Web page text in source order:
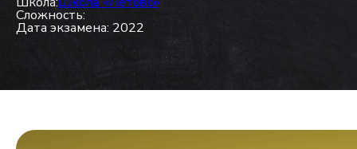
Сложность:
Дата экзамена: 2022